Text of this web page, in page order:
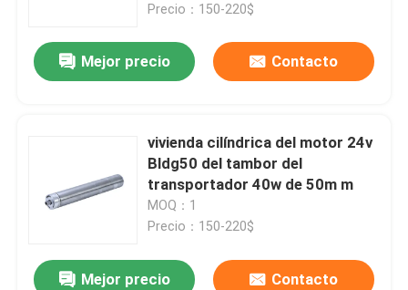
Precio：150-220$
Mejor precio Contacto
vivienda cilíndrica del motor 24v
Bldg50 del tambor del
transportador 40w de 50m m
MOQ：1
Precio：150-220$
Mejor precio Contacto